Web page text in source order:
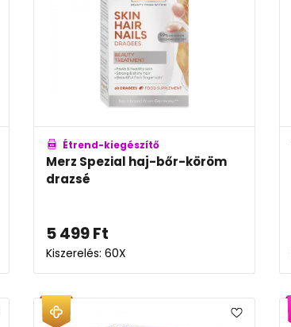
Étrend-kiegészítő
Merz Spezial haj-bőr-köröm
drazsé
5 499Ft
Kiszerelés: 60X